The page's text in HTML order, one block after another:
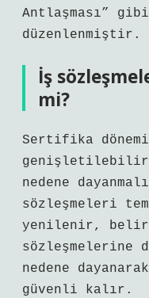
Antlaşması”
düzenlenmiştir.
İş
mi?
Sertifika
genişletilebilir.
nedene
sözleşmeleri
yenilenir,
sözleşmelerine
nedene
güvenli kalır.